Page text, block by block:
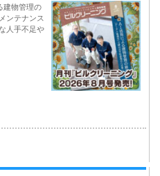
建物管理の
ンテナンス
人手不足や